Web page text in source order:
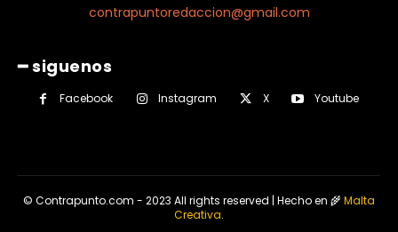
contrapuntoredaccion@gmail.com
━ siguenos
Facebook Instagram X Youtube
© Contrapunto.com - 2023 All rights reserved | Hecho en 🌾Malta
Creativa.